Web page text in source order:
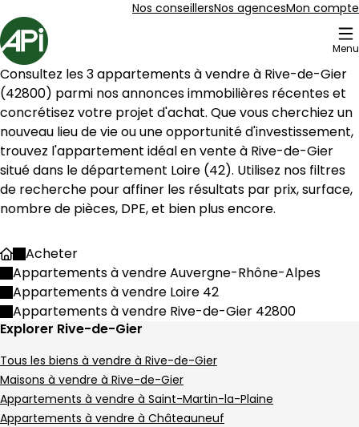
Nos conseillersNos agencesMon compte
Accueil
Menu
8 Appartements à vendre à Rive-de-Gier (42800)
93 m² 4 pièces Rive-de-Gier
Aller à l'image1
Aller à l'image2
Aller à l'image 3
Aller à l'image 4
Aller à l'image 5
88 000 €
Rive-de-Gier - 42800
Appartement • 4 pièces • 93 m²
DPE :
D 3 chambres
,
Terrain 4 m²
,
95 m² 5 pièces Rive-de-Gier
Aller à l'image1
Aller à l'image 2
Aller à l'image 3
Aller à l'image 4
Aller à l'image5
Consultez les 3 appartements à vendre à Rive-de-Gier
(42800) parmi nos annonces immobilières récentes et
concrétisez votre projet d'achat. Que vous cherchiez un
nouveau lieu de vie ou une opportunité d'investissement,
trouvez l'appartement idéal en vente à Rive-de-Gier
situé dans le département Loire (42). Utilisez nos filtres
de recherche pour affiner les résultats par prix, surface,
nombre de pièces, DPE, et bien plus encore.
AccueilAcheter
Appartements à vendre Auvergne-Rhône-Alpes
Appartements à vendre Loire 42
Appartements à vendre Rive-de-Gier 42800
Explorer Rive-de-Gier
Tous les biens à vendre à Rive-de-Gier
Maisons à vendre à Rive-de-Gier
Appartements à vendre à Saint-Martin-la-Plaine
Appartements à vendre à Châteauneuf